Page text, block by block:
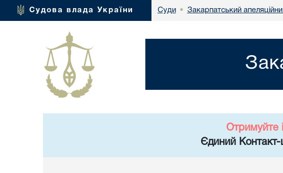
Судова влада України Суди • Закарпатський
Отримуйте
Єдиний Контакт-